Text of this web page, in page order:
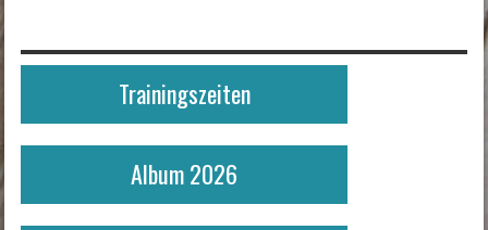
Trainingszeiten
Album 2026